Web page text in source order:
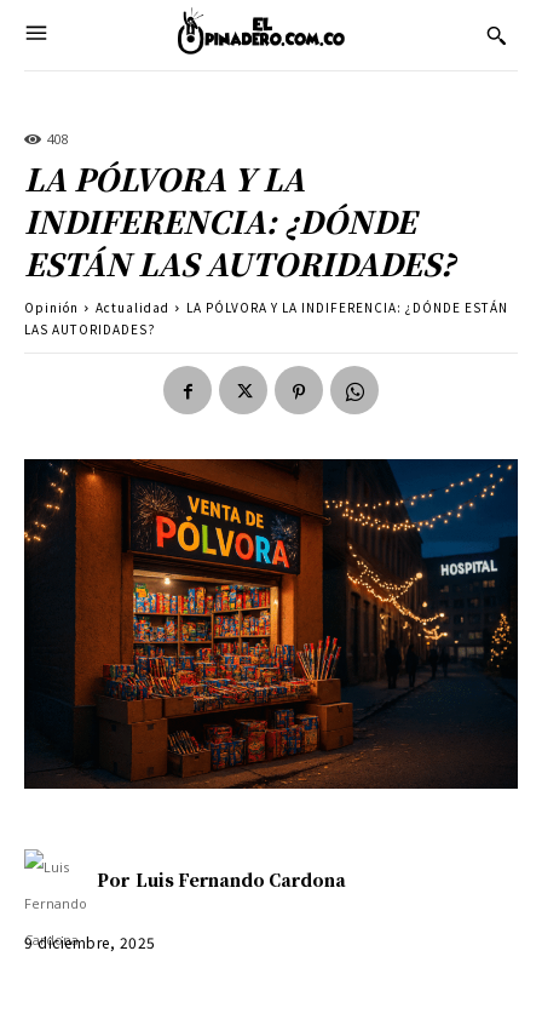
408
LA PÓLVORA Y LA
INDIFERENCIA: ¿DÓNDE
ESTÁN LAS AUTORIDADES?
Opinión Actualidad
LA PÓLVORA Y LA INDIFERENCIA: ¿DÓNDE ESTÁN
LAS AUTORIDADES?
Por Luis Fernando Cardona
9 diciembre, 2025